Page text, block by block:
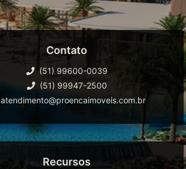
Contato
(51) 99600-0039
(51) 99947-2500
atendimento@proencaimoveis.com.br
Recursos